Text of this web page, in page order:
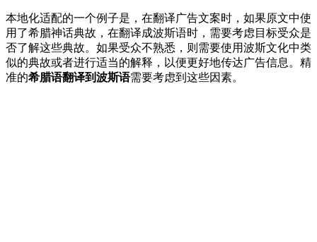
本地化适配的一个例子是，在翻译广告文案时，如果原文中使
用了希腊神话典故，在翻译成波斯语时，需要考虑目标受众是
否了解这些典故。如果受众不熟悉，则需要使用波斯文化中类
似的典故或者进行适当的解释，以便更好地传达广告信息。精
准的希腊语翻译到波斯语需要考虑到这些因素。